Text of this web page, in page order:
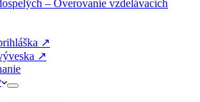
– Overovanie vzdelávacích
↗️
↗️